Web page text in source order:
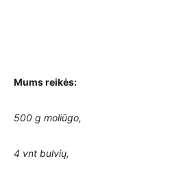
Mums reikės:
500 g moliūgo,
4 vnt bulvių,